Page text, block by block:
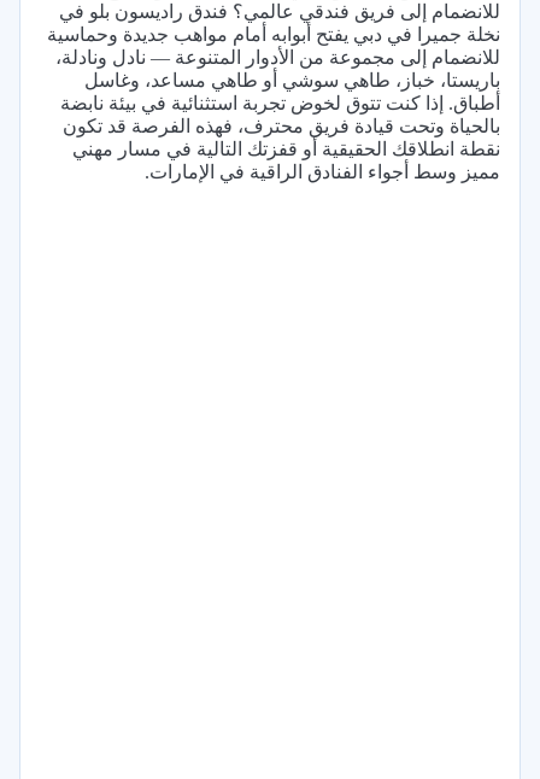
للانضمام إلى فريق فندقي عالمي؟ فندق راديسون بلو في
نخلة جميرا في دبي يفتح أبوابه أمام مواهب جديدة وحماسية
للانضمام إلى مجموعة من الأدوار المتنوعة — نادل ونادلة،
باريستا، خباز، طاهي سوشي أو طاهي مساعد، وغاسل
أطباق. إذا كنت تتوق لخوض تجربة استثنائية في بيئة نابضة
بالحياة وتحت قيادة فريق محترف، فهذه الفرصة قد تكون
نقطة انطلاقك الحقيقية أو قفزتك التالية في مسار مهني
مميز وسط أجواء الفنادق الراقية في الإمارات.